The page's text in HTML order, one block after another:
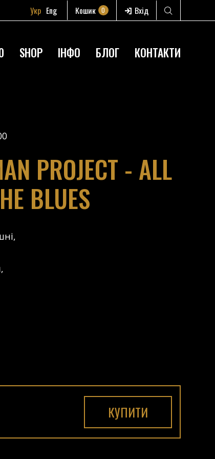
Укр Eng Кошик 0 Вхід
SHOP ІНФО БЛОГ КОНТАКТИ
PROJECT - ALL
BLUES
,
,
КУПИТИ